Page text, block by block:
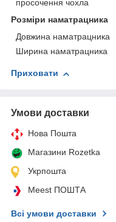
просочення чохла
Розміри наматрацника
Довжина наматрацника
Ширина наматрацника
Приховати
Умови доставки
Нова Пошта
Магазини Rozetka
Укрпошта
Meest ПОШТА
Всі умови доставки